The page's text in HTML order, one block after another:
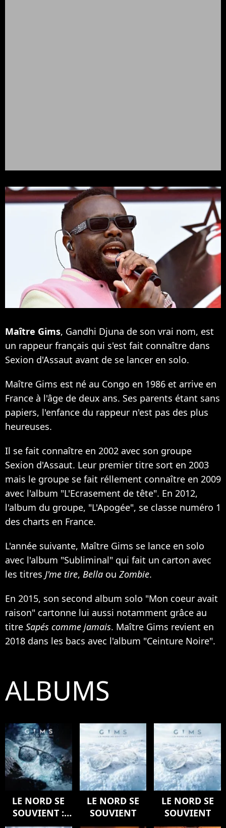
Maître Gims, Gandhi Djuna de son vrai nom, est
un rappeur français qui s'est fait connaître dans
Sexion d'Assaut avant de se lancer en solo.
Maître Gims est né au Congo en 1986 et arrive en
France à l'âge de deux ans. Ses parents étant sans
papiers, l'enfance du rappeur n'est pas des plus
heureuses.
Il se fait connaître en 2002 avec son groupe
Sexion d'Assaut. Leur premier titre sort en 2003
mais le groupe se fait réllement connaître en 2009
avec l'album "L'Ecrasement de tête". En 2012,
l'album du groupe, "L'Apogée", se classe numéro 1
des charts en France.
L'année suivante, Maître Gims se lance en solo
avec l'album "Subliminal" qui fait un carton avec
les titres J'me tire, Bella ou Zombie.
En 2015, son second album solo "Mon coeur avait
raison" cartonne lui aussi notamment grâce au
titre Sapés comme jamais. Maître Gims revient en
2018 dans les bacs avec l'album "Ceinture Noire".
ALBUMS
LE NORD SE
SOUVIENT :
L'ODYSSÉE
LE NORD SE
SOUVIENT
LE NORD SE
SOUVIENT